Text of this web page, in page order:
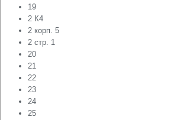
19
2 К4
2 корп. 5
2 стр. 1
20
21
22
23
24
25